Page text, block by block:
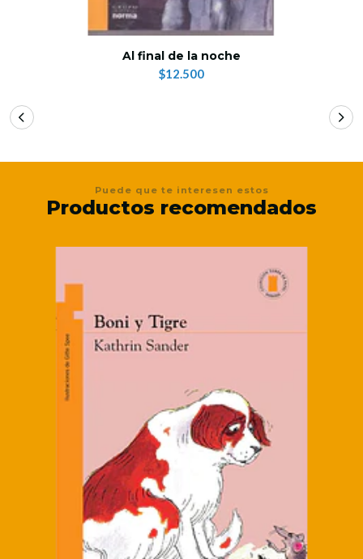
Al final de la noche
$12.500
Puede que te interesen estos
Productos recomendados